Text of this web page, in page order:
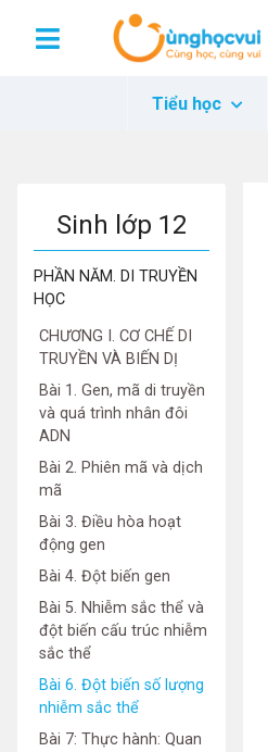
Tiểu học
Sinh lớp 12
PHẦN NĂM. DI TRUYỀN
HỌC
CHƯƠNG I. CƠ CHẾ DI
TRUYỀN VÀ BIẾN DỊ
Bài 1. Gen, mã di truyền
và quá trình nhân đôi
ADN
Bài 2. Phiên mã và dịch
mã
Bài 3. Điều hòa hoạt
động gen
Bài 4. Đột biến gen
Bài 5. Nhiễm sắc thể và
đột biến cấu trúc nhiễm
sắc thể
Bài 6. Đột biến số lượng
nhiễm sắc thể
Bài 7: Thực hành: Quan